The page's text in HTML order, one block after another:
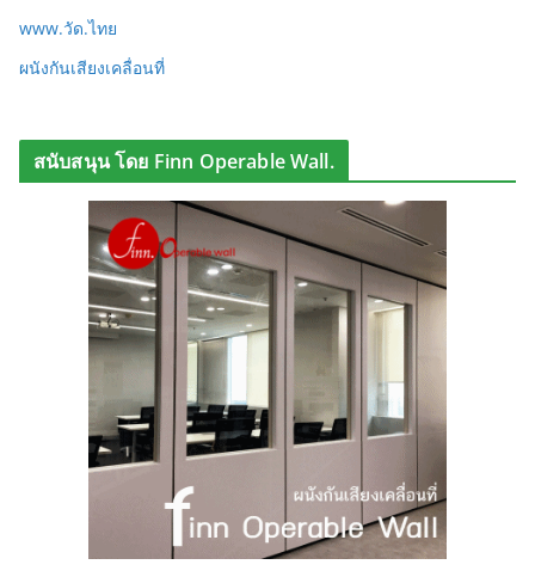
www.วัด.ไทย
ผนังกันเสียงเคลื่อนที่
สนับสนุน โดย Finn Operable Wall.